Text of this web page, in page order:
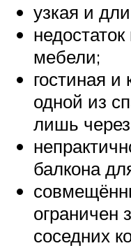
узкая и
мебели;
гостиная и
одной из
лишь
балкона
ограничен
соседних